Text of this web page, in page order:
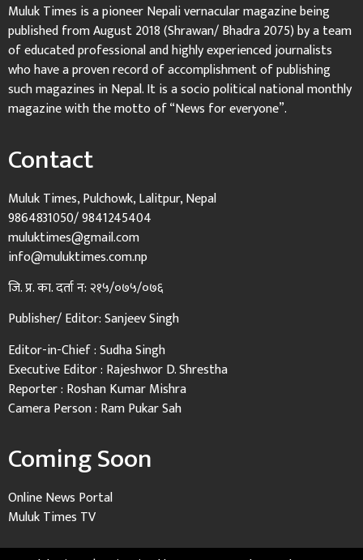
Muluk Times is a pioneer Nepali vernacular magazine being
published from August 2018 (Shrawan/ Bhadra 2075) by a team
of educated professional and highly experienced journalists
who have a proven record of accomplishment of publishing
such magazines in Nepal. It is a socio political national monthly
magazine with the motto of “News for everyone”.
Contact
Muluk Times, Pulchowk, Lalitpur, Nepal
9864831050/ 9841245404
muluktimes@gmail.com
info@muluktimes.com.np
जि. प्र. का. दर्ता न: २१५/०७५/०७६
Publisher/ Editor: Sanjeev Singh
Editor-in-Chief : Sudha Singh
Executive Editor : Rajeshwor D. Shrestha
Reporter : Roshan Kumar Mishra
Camera Person : Ram Pukar Sah
Coming Soon
Online News Portal
Muluk Times TV